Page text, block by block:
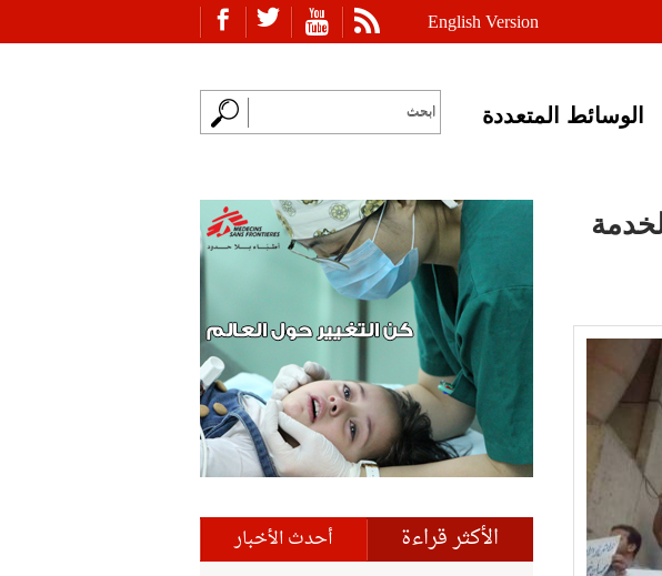
English Version
الوسائط المتعددة
الأكثر قراءة أحدث الأخبار